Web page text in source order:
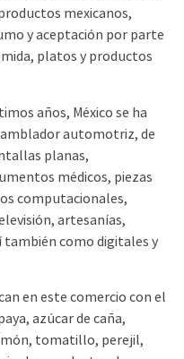
mexicanos,
y aceptación por parte
platos y productos
años, México se ha
automotriz, de
planas,
médicos, piezas
computacionales,
artesanías,
también como digitales y
en este comercio con el
azúcar de caña,
tomatillo, perejil,